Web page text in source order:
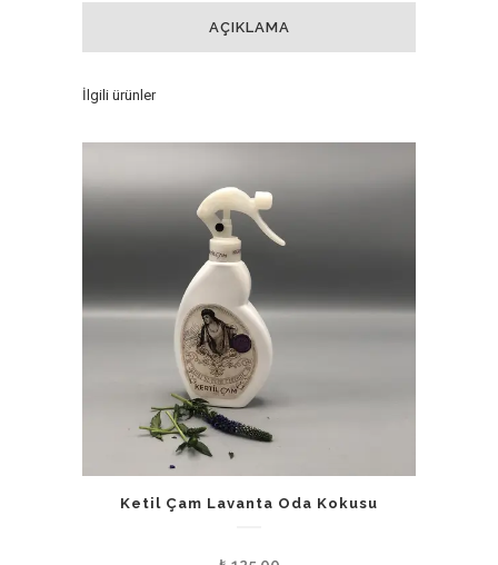
AÇIKLAMA
İlgili ürünler
Ketil Çam Lavanta Oda Kokusu